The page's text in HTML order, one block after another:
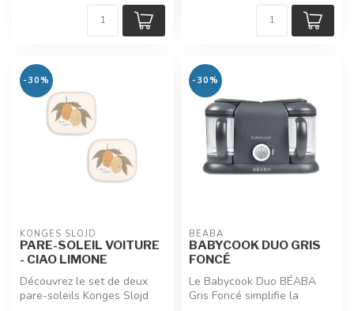
-30%
KONGES SLOJD
PARE-SOLEIL VOITURE
- CIAO LIMONE
Découvrez le set de deux
pare-soleils Konges Slojd
-30%
BEABA
BABYCOOK DUO GRIS
FONCÉ
Le Babycook Duo BÉABA
Gris Foncé simplifie la